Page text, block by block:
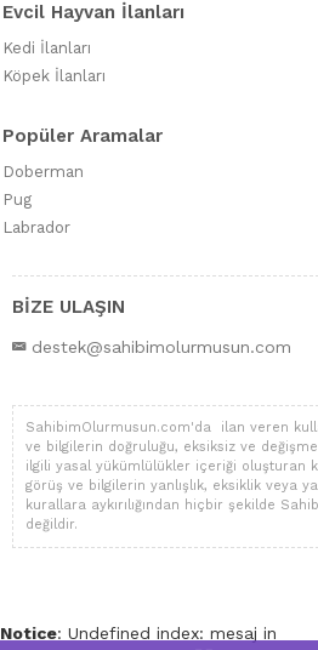
Evcil Hayvan İlanları
Kedi İlanları
Köpek İlanları
Popüler Aramalar
Doberman
Pug
Labrador
BİZE ULAŞIN
destek@sahibimolurmusun.com
SahibimOlurmusun.com'da ilan veren
ve bilgilerin doğruluğu, eksiksiz ve
ilgili yasal yükümlülükler içeriği oluşturan
görüş ve bilgilerin yanlışlık, eksiklik veya
kurallara aykırılığından hiçbir şekilde
değildir.
Notice: Undefined index: mesaj in